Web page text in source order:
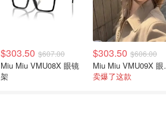
$303.50 $607.00
Miu Miu VMU08X 眼镜
架
$303.50 $606.00
Miu
卖爆了这款